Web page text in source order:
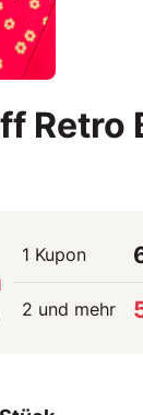
Retro
1 Kupon
2 und mehr